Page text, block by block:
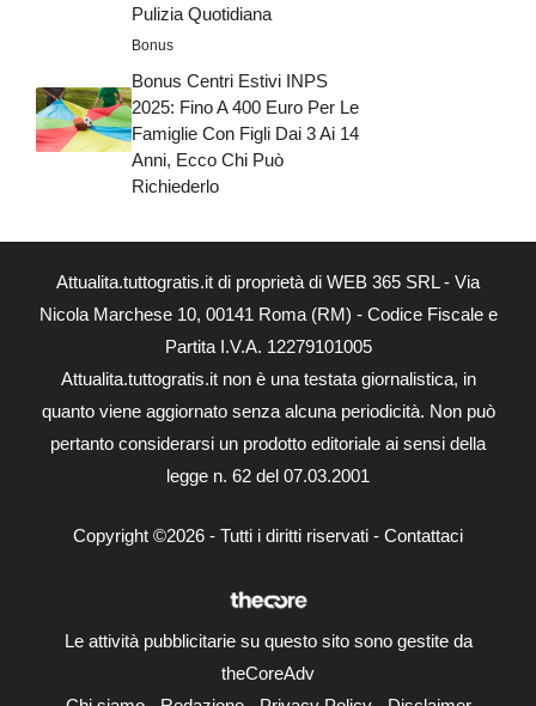
Pulizia Quotidiana
Bonus
Bonus Centri Estivi INPS
2025: Fino A 400 Euro Per Le
Famiglie Con Figli Dai 3 Ai 14
Anni, Ecco Chi Può
Richiederlo
Attualita.tuttogratis.it di proprietà di WEB 365 SRL - Via
Nicola Marchese 10, 00141 Roma (RM) - Codice Fiscale e
Partita I.V.A. 12279101005
Attualita.tuttogratis.it non è una testata giornalistica, in
quanto viene aggiornato senza alcuna periodicità. Non può
pertanto considerarsi un prodotto editoriale ai sensi della
legge n. 62 del 07.03.2001
Copyright ©2026 - Tutti i diritti riservati - Contattaci
Le attività pubblicitarie su questo sito sono gestite da
theCoreAdv